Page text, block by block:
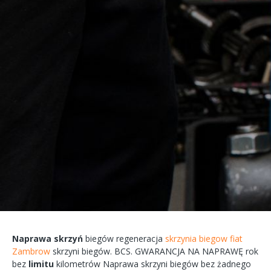
Naprawa skrzyń biegów regeneracja skrzynia biegow fiat
Zambrow skrzyni biegów. BCS. GWARANCJA NA NAPRAWĘ rok
bez limitu kilometrów Naprawa skrzyni biegów bez żadnego